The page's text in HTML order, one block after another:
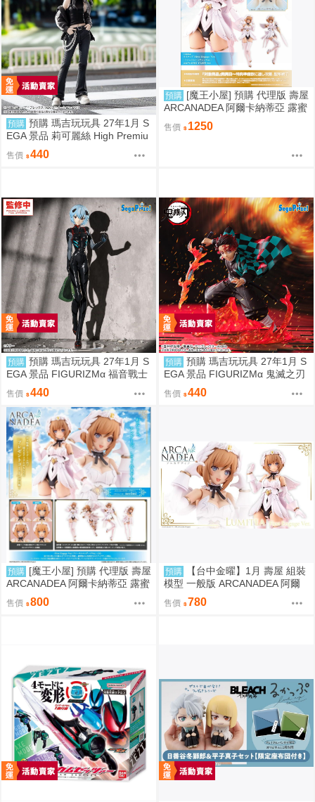
預購 預購 瑪吉玩玩具 27年1月 S
EGA 景品 莉可麗絲 High Premiu
m 井之上瀧奈 STREET SNAP
售價 440
預購 [魔王小屋] 預購 代理版 壽屋
ARCANADEA 阿爾卡納蒂亞 露蜜
提雅 First Engage Ver. 組裝模型
特典版
售價 1250
預購 預購 瑪吉玩玩具 27年1月 S
EGA 景品 FIGURIZMα 福音戰士
新劇場版 綾波零插入栓戰鬥服Ve
r.
售價 440
預購 預購 瑪吉玩玩具 27年1月 S
EGA 景品 FIGURIZMα 鬼滅之刃
竈門炭治郎 通透世界
售價 440
預購 [魔王小屋] 預購 代理版 壽屋
ARCANADEA 阿爾卡納蒂亞 露蜜
提雅 First Engage Ver. 組裝模型
售價 800
預購
【台中金曜】1月 壽屋 組裝
模型 一般版 ARCANADEA 阿爾
卡納蒂亞 露蜜提雅 First Engage
0819
售價 780